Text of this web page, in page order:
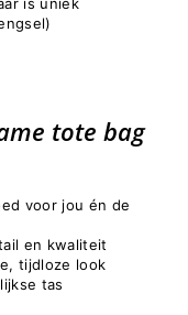
is uniek
tote bag
voor jou én de
en kwaliteit
tijdloze look
tas